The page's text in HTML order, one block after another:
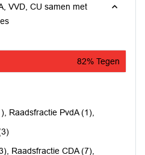
VVD, CU samen met
82% Tegen
Raadsfractie PvdA (1),
Raadsfractie CDA (7),